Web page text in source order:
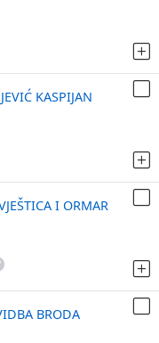
KASPIJAN
I ORMAR
BRODA